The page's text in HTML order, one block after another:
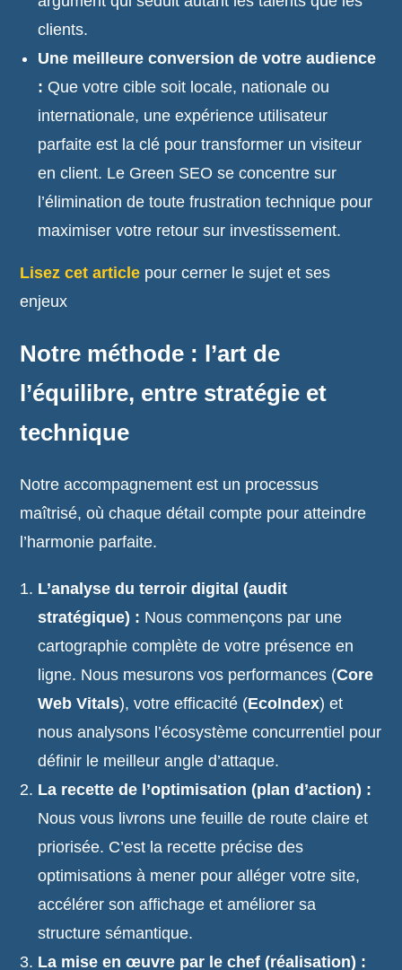
clients.
Une meilleure conversion de votre audience
: Que votre cible soit locale, nationale ou
internationale, une expérience utilisateur
parfaite est la clé pour transformer un visiteur
en client. Le Green SEO se concentre sur
l’élimination de toute frustration technique pour
maximiser votre retour sur investissement.
Lisez cet article pour cerner le sujet et ses
enjeux
Notre méthode : l’art de
l’équilibre, entre stratégie et
technique
Notre accompagnement est un processus
maîtrisé, où chaque détail compte pour atteindre
l’harmonie parfaite.
L’analyse du terroir digital (audit
stratégique) : Nous commençons par une
cartographie complète de votre présence en
ligne. Nous mesurons vos performances (Core
Web Vitals), votre efficacité (EcoIndex) et
nous analysons l’écosystème concurrentiel pour
définir le meilleur angle d’attaque.
La recette de l’optimisation (plan d’action) :
Nous vous livrons une feuille de route claire et
priorisée. C’est la recette précise des
optimisations à mener pour alléger votre site,
accélérer son affichage et améliorer sa
structure sémantique.
La mise en œuvre par le chef (réalisation) :